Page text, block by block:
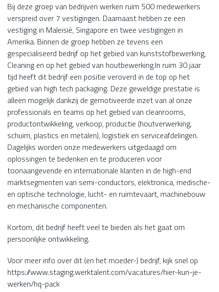
Bij deze groep van bedrijven werken ruim 500 medewerkers
verspreid over 7 vestigingen. Daarnaast hebben ze een
vestiging in Maleisië, Singapore en twee vestigingen in
Amerika. Binnen de groep hebben ze tevens een
gespecialiseerd bedrijf op het gebied van kunststofbewerking,
Cleaning en op het gebied van houtbewerking.In ruim 30 jaar
tijd heeft dit bedrijf een positie veroverd in de top op het
gebied van high tech packaging. Deze geweldige prestatie is
alleen mogelijk dankzij de gemotiveerde inzet van al onze
professionals en teams op het gebied van cleanrooms,
productontwikkeling, verkoop, productie (houtverwerking,
schuim, plastics en metalen), logistiek en serviceafdelingen.
Dagelijks worden onze medewerkers uitgedaagd om
oplossingen te bedenken en te produceren voor
toonaangevende en internationale klanten in de high-end
marktsegmenten van semi-conductors, elektronica, medische-
en optische technologie, lucht- en ruimtevaart, machinebouw
en mechanische componenten.
Kortom, dit bedrijf heeft veel te bieden als het gaat om
persoonlijke ontwikkeling.
Voor meer info over dit (en het moeder-) bedrijf, kijk snel op
https://www.staging.werktalent.com/vacatures/hier-kun-je-
werken/hq-pack